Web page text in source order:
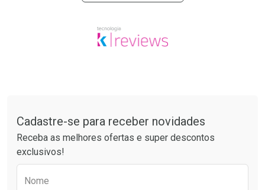
Cadastre-se para receber novidades
Receba as melhores ofertas e super descontos
exclusivos!
Nome